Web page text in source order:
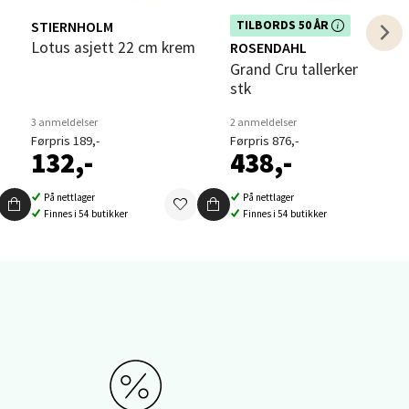
STIERNHOLM
Lotus asjett 22 cm krem
3 anmeldelser
Førpris 189,-
132,-
På nettlager
Finnes i 54 butikker
TILBORDS 50 ÅR
Dette produktet er inkludert i vår
kampanje. Benytt deg av rabatten i
dag!
ROSENDAHL
Grand Cru tallerken 23 cm 4
stk
2 anmeldelser
Førpris 876,-
438,-
På nettlager
Finnes i 54 butikker